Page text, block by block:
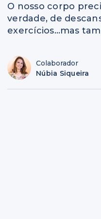
O nosso corpo
verdade, de
exercícios…mas
Colaborador
Núbia Siqueira